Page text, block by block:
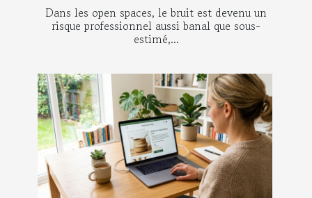
Dans les open spaces, le bruit est devenu un
risque professionnel aussi banal que sous-
estimé,...